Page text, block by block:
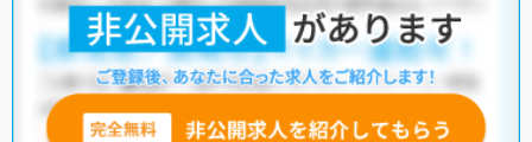
他の条件でも人気の求人がございますので、「こだわり条件」から検索
いただくか、お気軽にお問い合わせください。
全国の機能訓練指導員求人から検索いただくことも可能です。
無料転職支援サービス
にお申し込みいただくと、ご希望条件をヒアリン